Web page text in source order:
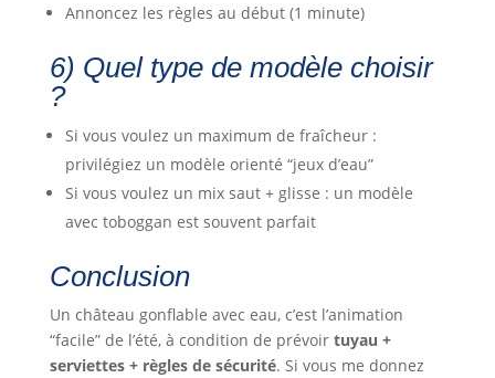
Annoncez les règles au début (1 minute)
6) Quel type de modèle choisir
?
Si vous voulez un maximum de fraîcheur :
privilégiez un modèle orienté “jeux d’eau”
Si vous voulez un mix saut + glisse : un modèle
avec toboggan est souvent parfait
Conclusion
Un château gonflable avec eau, c’est l’animation
“facile” de l’été, à condition de prévoir tuyau +
serviettes + règles de sécurité. Si vous me donnez